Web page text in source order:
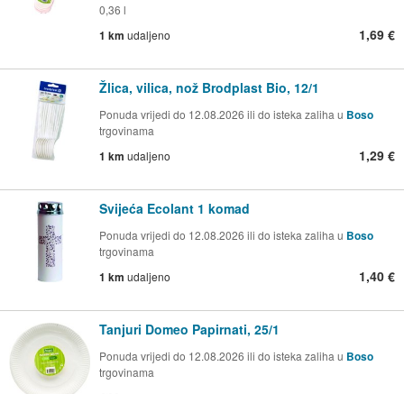
0,36 l
1 km udaljeno 1,69 €
Žlica, vilica, nož Brodplast Bio, 12/1
Ponuda vrijedi do 12.08.2026 ili do isteka zaliha u Boso
trgovinama
1 km udaljeno 1,29 €
Svijeća Ecolant 1 komad
Ponuda vrijedi do 12.08.2026 ili do isteka zaliha u Boso
trgovinama
1 km udaljeno 1,40 €
Tanjuri Domeo Papirnati, 25/1
Ponuda vrijedi do 12.08.2026 ili do isteka zaliha u Boso
trgovinama